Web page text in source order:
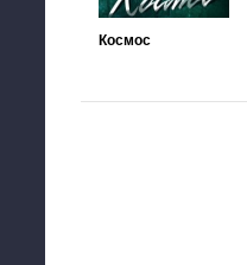
Космос